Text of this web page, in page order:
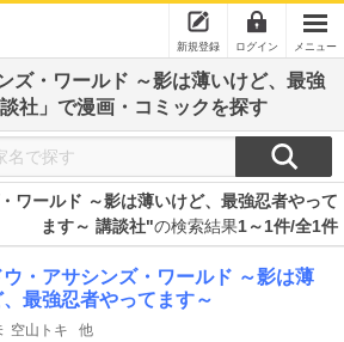
新規登録 ログイン メニュー
ズ・ワールド ～影は薄いけど、最強
社」で漫画・コミックを探す
ワールド ～影は薄いけど、最強忍者やって
ます～ 講談社"の検索結果1～1件/全1件
ウ・アサシンズ・ワールド ～影は薄
最強忍者やってます～
空山トキ 他